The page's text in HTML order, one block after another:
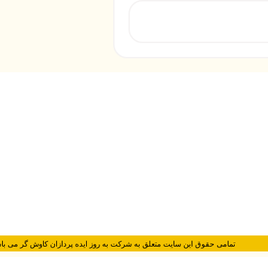
تمامی حقوق این سایت متعلق به شرکت به روز ایده پردازان کاوش گر می